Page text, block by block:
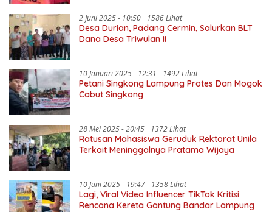
2 Juni 2025 - 10:50 1586 Lihat
Desa Durian, Padang Cermin, Salurkan BLT
Dana Desa Triwulan II
10 Januari 2025 - 12:31 1492 Lihat
Petani Singkong Lampung Protes Dan Mogok
Cabut Singkong
28 Mei 2025 - 20:45 1372 Lihat
Ratusan Mahasiswa Geruduk Rektorat Unila
Terkait Meninggalnya Pratama Wijaya
10 Juni 2025 - 19:47 1358 Lihat
Lagi, Viral Video Influencer TikTok Kritisi
Rencana Kereta Gantung Bandar Lampung